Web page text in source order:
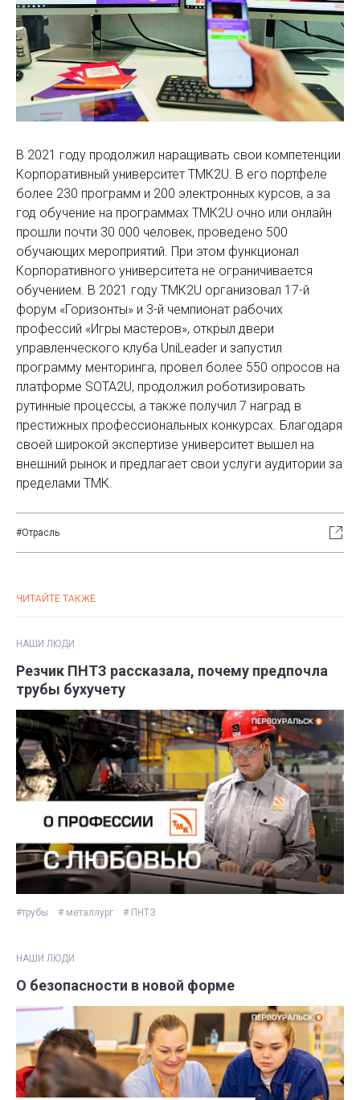
В 2021 году продолжил наращивать свои компетенции
Корпоративный университет ТМК2U. В его портфеле
более 230 программ и 200 электронных курсов, а за
год обучение на программах ТМК2U очно или онлайн
прошли почти 30 000 человек, проведено 500
обучающих мероприятий. При этом функционал
Корпоративного университета не ограничивается
обучением. В 2021 году ТМК2U организовал 17-й
форум «Горизонты» и 3-й чемпионат рабочих
профессий «Игры мастеров», открыл двери
управленческого клуба UniLeader и запустил
программу менторинга, провел более 550 опросов на
платформе SOTA2U, продолжил роботизировать
рутинные процессы, а также получил 7 наград в
престижных профессиональных конкурсах. Благодаря
своей широкой экспертизе университет вышел на
внешний рынок и предлагает свои услуги аудитории за
пределами ТМК.
#Отрасль
ЧИТАЙТЕ ТАКЖЕ
НАШИ ЛЮДИ
Резчик ПНТЗ рассказала, почему предпочла
трубы бухучету
#трубы # металлург # ПНТЗ
НАШИ ЛЮДИ
О безопасности в новой форме